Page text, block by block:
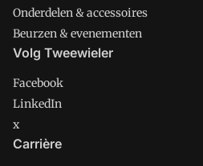
Onderdelen & accessoires
Beurzen & evenementen
Volg Tweewieler
Facebook
LinkedIn
x
Carrière